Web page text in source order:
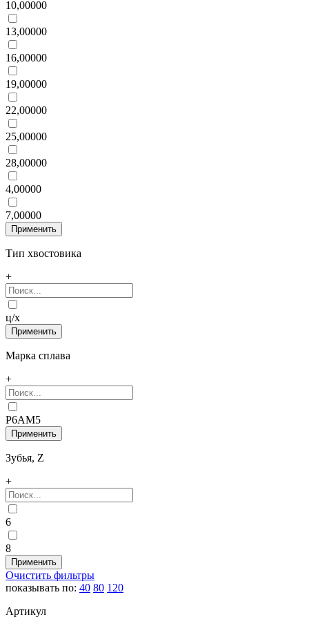
10,00000
13,00000
16,00000
19,00000
22,00000
25,00000
28,00000
4,00000
7,00000
Тип хвостовика
+
ц/х
Марка сплава
+
Р6АМ5
Зубья, Z
+
6
8
Очистить фильтры
показывать по: 40 80 120
Артикул